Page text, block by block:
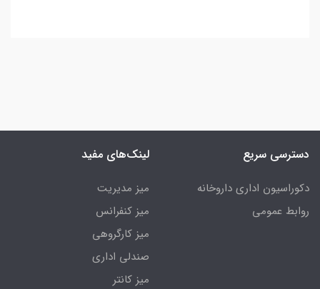
دسترسی سریع
دکوراسیون اداری داروخانه
روابط عمومی
لینک‌های مفید
میز مدیریت
میز کنفرانس
میز کارگروهی
صندلی اداری
میز کانتر